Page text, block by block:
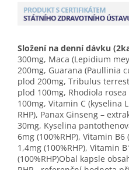
Složení na denní dávku
300mg, Maca (Lepidium
200mg, Guarana (Paullinia
plod 200mg, Tribulus
plod 100mg, Rhodiola
100mg, Vitamin C (kyselina
RHP), Panax Ginseng –
30mg, Kyselina
6mg (100%RHP), Vitamin
1,4mg (100%RHP), Vitamin
(100%RHP)Obal kapsle